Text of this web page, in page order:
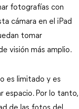
fotografías con
cámara en el iPad
tomar
visión más amplio.
es limitado y es
espacio. Por lo tanto,